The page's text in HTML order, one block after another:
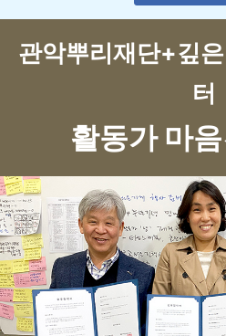
관악뿌리재단+깊
터
활동가 마